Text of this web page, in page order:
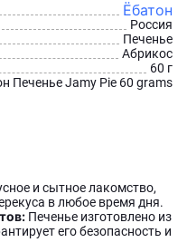
Ёбатон
Россия
Печенье
Абрикос
60 г
Печенье Jamy Pie 60 grams
и сытное лакомство,
в любое время дня.
Печенье изготовлено из
его безопасность и